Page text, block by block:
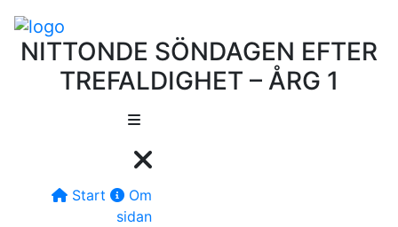
NITTONDE SÖNDAGEN EFTER
TREFALDIGHET – ÅRG 1
Start
Om
sidan